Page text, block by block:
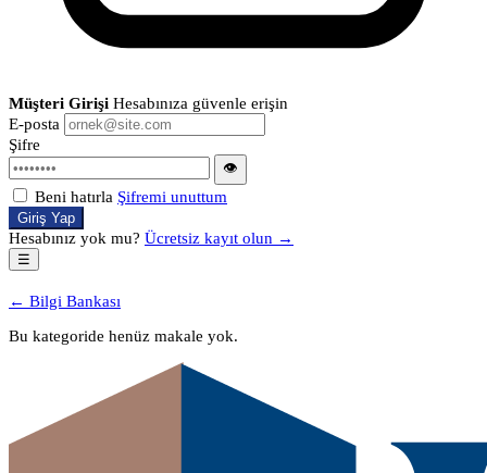
Müşteri Girişi Hesabınıza güvenle erişin
E-posta
Şifre
👁
Beni hatırla Şifremi unuttum
Giriş Yap
Hesabınız yok mu? Ücretsiz kayıt olun →
☰
← Bilgi Bankası
Bu kategoride henüz makale yok.